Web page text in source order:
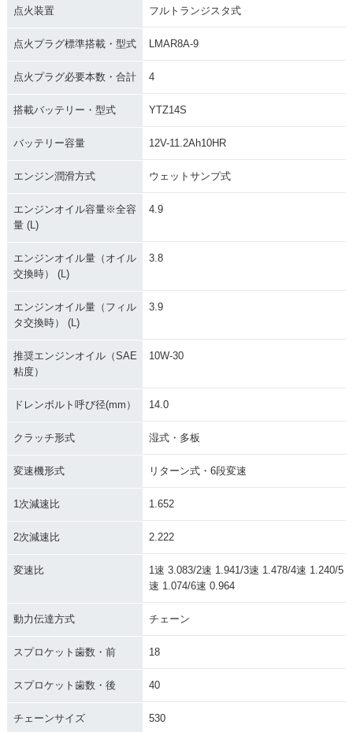
点火装置 フルトランジスタ式
点火プラグ標準搭載・型式 LMAR8A-9
点火プラグ必要本数・合計 4
搭載バッテリー・型式 YTZ14S
バッテリー容量 12V-11.2Ah10HR
エンジン潤滑方式 ウェットサンプ式
エンジンオイル容量※全容
量 (L)
4.9
エンジンオイル量（オイル
交換時） (L)
3.8
エンジンオイル量（フィル
タ交換時） (L)
3.9
推奨エンジンオイル（SAE
粘度）
10W-30
ドレンボルト呼び径(mm） 14.0
クラッチ形式 湿式・多板
変速機形式 リターン式・6段変速
1次減速比 1.652
2次減速比 2.222
変速比
1速 3.083/2速 1.941/3速 1.478/4速 1.240/5
速 1.074/6速 0.964
動力伝達方式 チェーン
スプロケット歯数・前 18
スプロケット歯数・後 40
チェーンサイズ 530